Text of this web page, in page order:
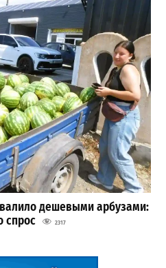
дешевыми арбузами:
спрос
2317